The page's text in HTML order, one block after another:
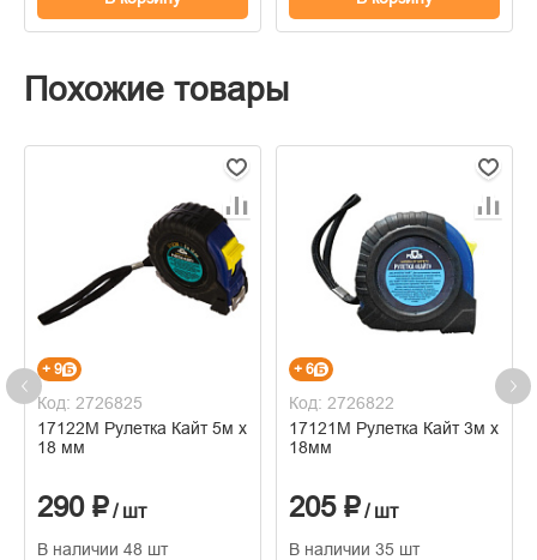
Похожие товары
+ 9
Код: 2726825
17122М Рулетка Кайт 5м х
18 мм
290 ₽/ шт
В наличии 48 шт
+ 6
Код: 2726822
17121М Рулетка Кайт 3м х
18мм
205 ₽/ шт
В наличии 35 шт